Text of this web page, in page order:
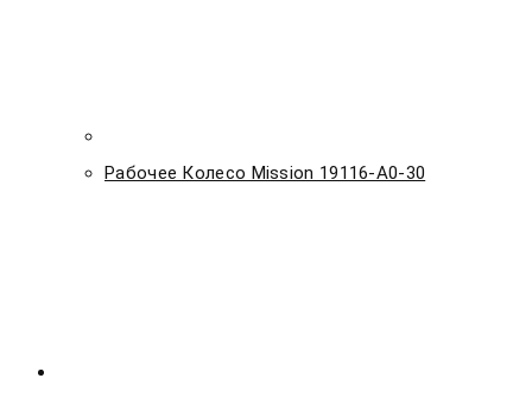
Рабочее Колесо Mission 19116-A0-30